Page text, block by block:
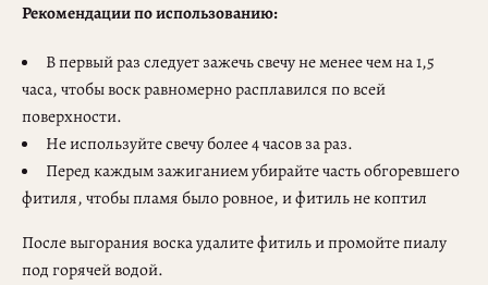
Рекомендации по использованию:
В первый раз следует зажечь свечу не менее чем на 1,5
часа, чтобы воск равномерно расплавился по всей
поверхности.
Не используйте свечу более 4 часов за раз.
Перед каждым зажиганием убирайте часть обгоревшего
фитиля, чтобы пламя было ровное, и фитиль не коптил
После выгорания воска удалите фитиль и промойте пиалу
под горячей водой.